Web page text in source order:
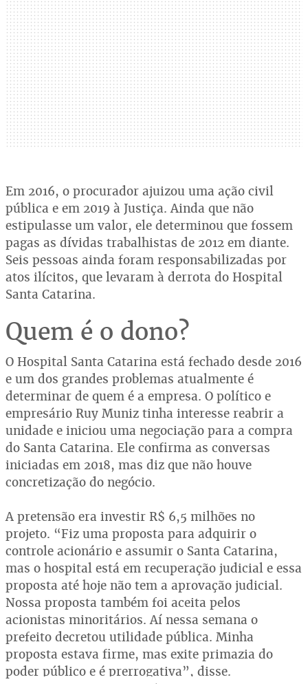
Em 2016, o procurador ajuizou uma ação civil
pública e em 2019 à Justiça. Ainda que não
estipulasse um valor, ele determinou que fossem
pagas as dívidas trabalhistas de 2012 em diante.
Seis pessoas ainda foram responsabilizadas por
atos ilícitos, que levaram à derrota do Hospital
Santa Catarina.
Quem é o dono?
O Hospital Santa Catarina está fechado desde 2016
e um dos grandes problemas atualmente é
determinar de quem é a empresa. O político e
empresário Ruy Muniz tinha interesse reabrir a
unidade e iniciou uma negociação para a compra
do Santa Catarina. Ele confirma as conversas
iniciadas em 2018, mas diz que não houve
concretização do negócio.
A pretensão era investir R$ 6,5 milhões no
projeto. “Fiz uma proposta para adquirir o
controle acionário e assumir o Santa Catarina,
mas o hospital está em recuperação judicial e essa
proposta até hoje não tem a aprovação judicial.
Nossa proposta também foi aceita pelos
acionistas minoritários. Aí nessa semana o
prefeito decretou utilidade pública. Minha
proposta estava firme, mas exite primazia do
poder público e é prerrogativa”, disse.